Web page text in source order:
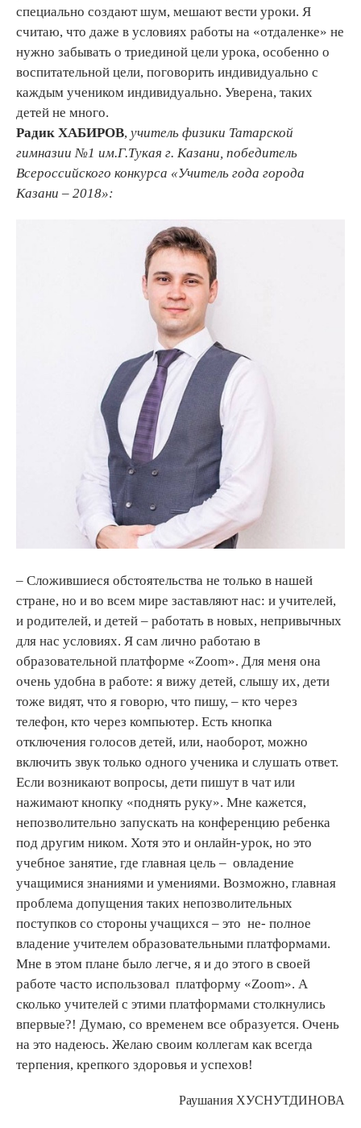
специально создают шум, мешают вести уроки. Я
считаю, что даже в условиях работы на «отдаленке» не
нужно забывать о триединой цели урока, особенно о
воспитательной цели, поговорить индивидуально с
каждым учеником индивидуально. Уверена, таких
детей не много.
Радик ХАБИРОВ, учитель физики Татарской
гимназии №1 им.Г.Тукая г. Казани, победитель
Всероссийского конкурса «Учитель года города
Казани – 2018»:
– Сложившиеся обстоятельства не только в нашей
стране, но и во всем мире заставляют нас: и учителей,
и родителей, и детей – работать в новых, непривычных
для нас условиях. Я сам лично работаю в
образовательной платформе «Zoom». Для меня она
очень удобна в работе: я вижу детей, слышу их, дети
тоже видят, что я говорю, что пишу, – кто через
телефон, кто через компьютер. Есть кнопка
отключения голосов детей, или, наоборот, можно
включить звук только одного ученика и слушать ответ.
Если возникают вопросы, дети пишут в чат или
нажимают кнопку «поднять руку». Мне кажется,
непозволительно запускать на конференцию ребенка
под другим ником. Хотя это и онлайн-урок, но это
учебное занятие, где главная цель – овладение
учащимися знаниями и умениями. Возможно, главная
проблема допущения таких непозволительных
поступков со стороны учащихся – это не- полное
владение учителем образовательными платформами.
Мне в этом плане было легче, я и до этого в своей
работе часто использовал платформу «Zoom». А
сколько учителей с этими платформами столкнулись
впервые?! Думаю, со временем все образуется. Очень
на это надеюсь. Желаю своим коллегам как всегда
терпения, крепкого здоровья и успехов!
Раушания ХУСНУТДИНОВА